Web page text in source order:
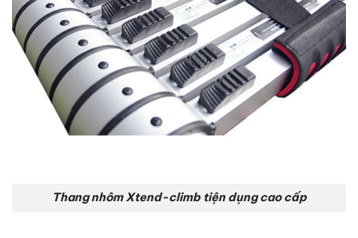
Thang nhôm Xtend-climb tiện dụng cao cấp